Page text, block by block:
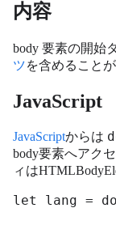
内容
body 要素の開始
ツを含めることが
JavaScript
JavaScriptからは
body要素へアク
ィは
let lang =